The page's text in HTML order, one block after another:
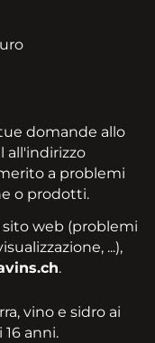
domande allo
all'indirizzo
a problemi
o prodotti.
web (problemi
...),
.
vino e sidro ai
anni.